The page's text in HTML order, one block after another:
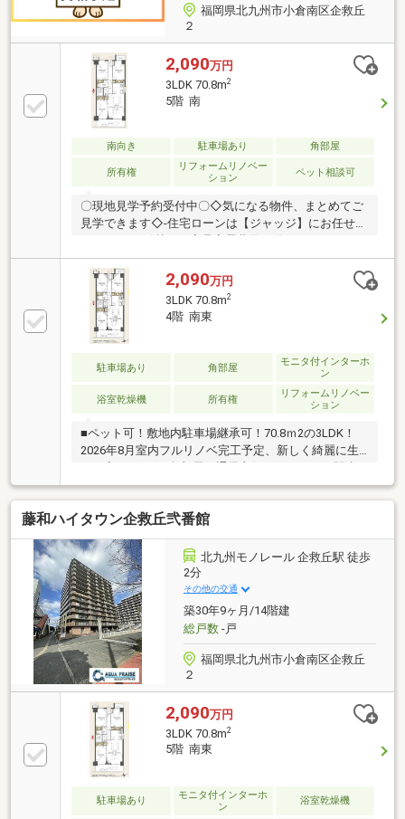
福岡県北九州市小倉南区企救丘
２
2,090万円
3LDK 70.8m2
5階 南
南向き 駐車場あり 角部屋
所有権
リフォームリノベー
ション
ペット相談可
〇現地見学予約受付中〇◇気になる物件、まとめてご
見学できます◇-住宅ローンは【ジャッジ】にお任せく
ードローン・車のお借入れがあっても大丈夫！・おま
とめローンも可能♪・勤続年数が1年未満でもＯＫ！・
信用情報に不安があっても大丈夫！ローンに詳しい営
業スタッフが常にご対応いたします！！※住宅ローン
の相談だけでも大歓迎です♪※少しでも不安のある方、
他社で断られた方も是非ご相談ください♪※ジャッジは
お客様とともに解決します！～お問合せ～【ジャッジ
株式会社】０９３－４８２－２６５７どんな事でもお
気軽にご連絡ください♪
2,090万円
3LDK 70.8m2
4階 南東
駐車場あり 角部屋
モニタ付インターホ
ン
浴室乾燥機 所有権
リフォームリノベー
ション
■ペット可！敷地内駐車場継承可！70.8ｍ2の3LDK！
2026年8月室内フルリノベ完工予定、新しく綺麗に生
分・JR駅歩5分で通勤・通学・老後も安心♪
藤和ハイタウン企救丘弐番館
北九州モノレール 企救丘駅 徒歩
2分
その他の交通
築30年9ヶ月/14階建
総戸数-戸
福岡県北九州市小倉南区企救丘
２
2,090万円
3LDK 70.8m2
5階 南東
駐車場あり
モニタ付インターホ
ン
浴室乾燥機